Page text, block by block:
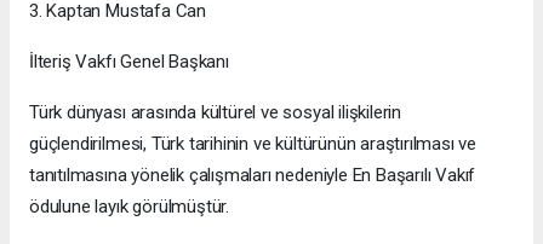
3. Kaptan Mustafa Can
İlteriş Vakfı Genel Başkanı
Türk dünyası arasında kültürel ve sosyal ilişkilerin
güçlendirilmesi, Türk tarihinin ve kültürünün araştırılması ve
tanıtılmasına yönelik çalışmaları nedeniyle En Başarılı Vakıf
ödulune layık görülmüştür.